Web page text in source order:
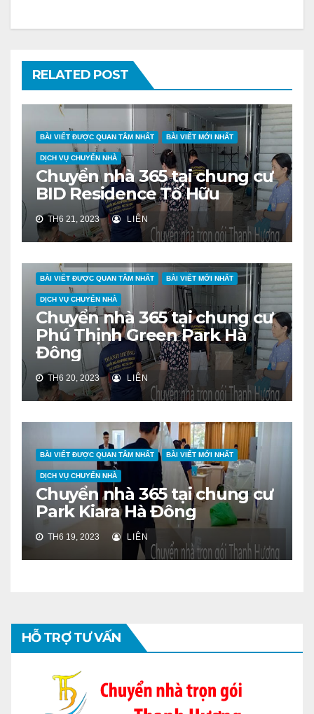
RELATED POST
BÀI VIẾT ĐƯỢC QUAN TÂM NHẤT BÀI VIẾT MỚI NHẤT
DỊCH VỤ CHUYỂN NHÀ
Chuyển nhà 365 tại chung cư
BID Residence Tố Hữu
TH6 21, 2023 LIÊN
BÀI VIẾT ĐƯỢC QUAN TÂM NHẤT BÀI VIẾT MỚI NHẤT
DỊCH VỤ CHUYỂN NHÀ
Chuyển nhà 365 tại chung cư
Phú Thịnh Green Park Hà
Đông
TH6 20, 2023 LIÊN
BÀI VIẾT ĐƯỢC QUAN TÂM NHẤT BÀI VIẾT MỚI NHẤT
DỊCH VỤ CHUYỂN NHÀ
Chuyển nhà 365 tại chung cư
Park Kiara Hà Đông
TH6 19, 2023 LIÊN
HỖ TRỢ TƯ VẤN